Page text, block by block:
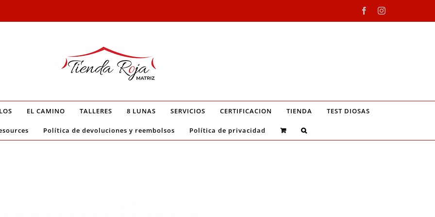
FacebookInstagram
EL CAMINO TALLERES 8 LUNAS SERVICIOS CERTIFICACION TIENDA TEST DIOSAS
Política de devoluciones y reembolsos Política de privacidad